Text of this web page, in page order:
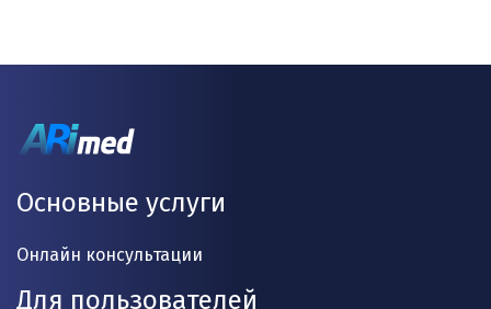
Основные услуги
Онлайн консультации
Для пользователей